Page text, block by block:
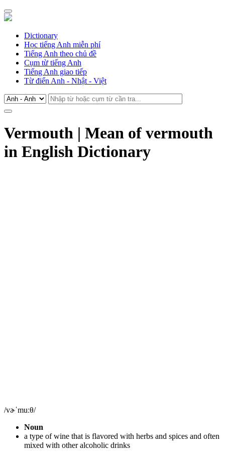
Dictionary
Học tiếng Anh miễn phí
Tiếng Anh theo chủ đề
Cụm từ tiếng Anh
Tiếng Anh giao tiếp
Từ điển Anh - Nhật - Việt
Vermouth | Mean of vermouth
in English Dictionary
/vɚˈmuːθ/
Noun
a type of wine that is flavored with herbs and spices and often
mixed with other alcoholic drinks